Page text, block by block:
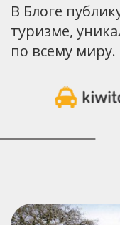
В Блоге
туризме,
по всему миру.